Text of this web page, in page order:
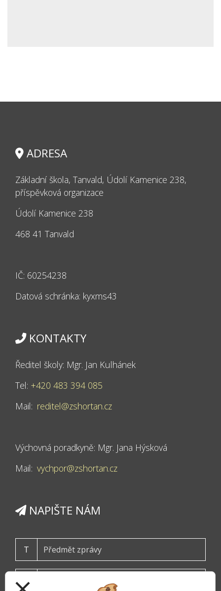
ADRESA
Základní škola, Tanvald, Údolí Kamenice 238,
příspěvková organizace
Údolí Kamenice 238
468 41 Tanvald
IČ: 60254238
Datová schránka: kyxms43
KONTAKTY
Ředitel školy: Mgr. Jan Kulhánek
Tel: +420 483 394 085
Mail: reditel@zshortan.cz
Výchovná poradkyně: Mgr. Jana Hýsková
Mail: vychpor@zshortan.cz
NAPIŠTE NÁM
T